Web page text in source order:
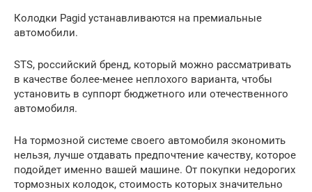
Колодки Pagid устанавливаются на премиальные
автомобили.
STS, российский бренд, который можно рассматривать
в качестве более-менее неплохого варианта, чтобы
установить в суппорт бюджетного или отечественного
автомобиля.
На тормозной системе своего автомобиля экономить
нельзя, лучше отдавать предпочтение качеству, которое
подойдет именно вашей машине. От покупки недорогих
тормозных колодок, стоимость которых значительно